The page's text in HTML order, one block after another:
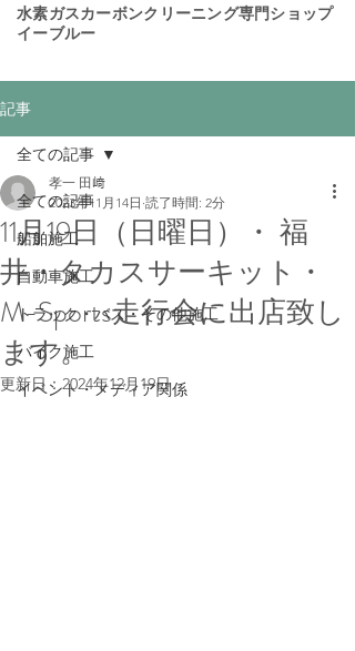
​水素ガスカーボンクリーニング専門ショップ
イーブルー
記事
全ての記事
船舶施工
自動車施工
トラック・バス・その他施工
バイク施工
イベント・メディア関係
全ての記事
11月19日（日曜日）・ 福
井・タカスサーキット・
M-Sports走行会に出店致し
ます。
孝一 田﨑
2023年11月14日 読了時間: 2分
更新日：2024年12月19日